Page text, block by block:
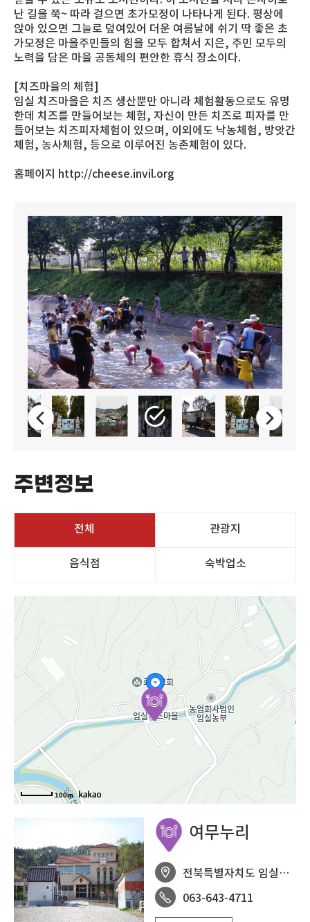
난 길을 쭉~ 따라 걸으면 초가모정이 나타나게 된다. 평상에
앉아 있으면 그늘로 덮여있어 더운 여름날에 쉬기 딱 좋은 초
가모정은 마을주민들의 힘을 모두 합쳐서 지은, 주민 모두의
노력을 담은 마을 공동체의 편안한 휴식 장소이다.
[치즈마을의 체험]
임실 치즈마을은 치즈 생산뿐만 아니라 체험활동으로도 유명
한데 치즈를 만들어보는 체험, 자신이 만든 치즈로 피자를 만
들어보는 치즈피자체험이 있으며, 이외에도 낙농체험, 방앗간
체험, 농사체험, 등으로 이루어진 농촌체험이 있다.
홈페이지 http://cheese.invil.org
주변정보
전체 관광지
음식점 숙박업소
지도
100m
여무누리
전북특별자치도 임실군 임실읍 치즈마을 1길 4
063-643-4711